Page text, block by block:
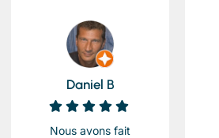
Daniel B
Nous avons fait